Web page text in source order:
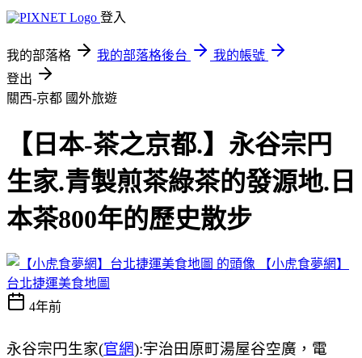
登入
我的部落格 我的部落格後台
我的帳號
登出
關西-京都 國外旅遊
【日本-茶之京都.】永谷宗円
生家.青製煎茶綠茶的發源地.日
本茶800年的歷史散步
【小虎食夢網】
台北捷運美食地圖
4年前
永谷宗円生家(官網):宇治田原町湯屋谷空廣，電